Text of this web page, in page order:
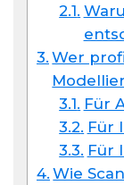
Wer
Für
Für
Für
Wie